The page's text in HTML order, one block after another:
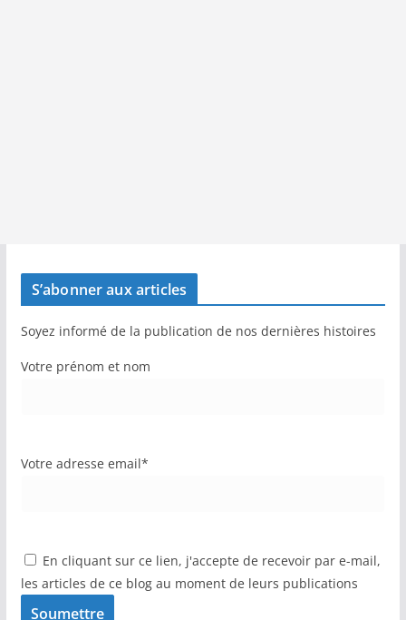
S’abonner aux articles
Soyez informé de la publication de nos dernières histoires
Votre prénom et nom
Votre adresse email*
En cliquant sur ce lien, j'accepte de recevoir par e-mail,
les articles de ce blog au moment de leurs publications